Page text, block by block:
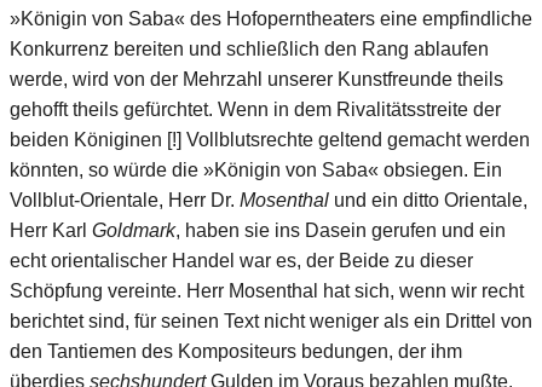
»Königin von Saba« des Hofoperntheaters eine empfindliche
Konkurrenz bereiten und schließlich den Rang ablaufen
werde, wird von der Mehrzahl unserer Kunstfreunde theils
gehofft theils gefürchtet. Wenn in dem Rivalitätsstreite der
beiden Königinen [!] Vollblutsrechte geltend gemacht werden
könnten, so würde die »Königin von Saba« obsiegen. Ein
Vollblut-Orientale, Herr Dr. Mosenthal und ein ditto Orientale,
Herr Karl Goldmark, haben sie ins Dasein gerufen und ein
echt orientalischer Handel war es, der Beide zu dieser
Schöpfung vereinte. Herr Mosenthal hat sich, wenn wir recht
berichtet sind, für seinen Text nicht weniger als ein Drittel von
den Tantiemen des Kompositeurs bedungen, der ihm
überdies sechshundertGulden im Voraus bezahlen mußte.